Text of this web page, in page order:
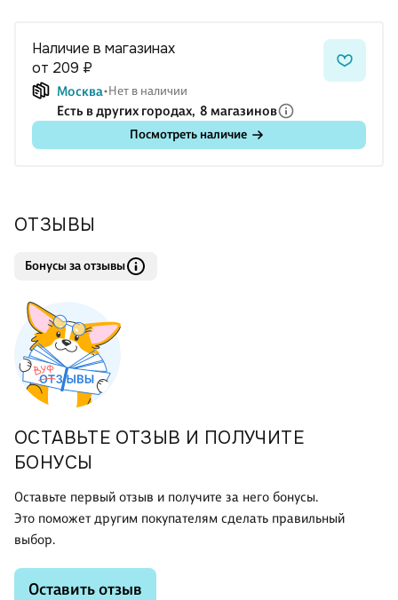
Наличие в магазинах
от 209 ₽
Москва Нет в наличии
Есть в других городах, 8 магазинов
Посмотреть наличие
ОТЗЫВЫ
Бонусы за отзывы
ОСТАВЬТЕ ОТЗЫВ И ПОЛУЧИТЕ
БОНУСЫ
Оставьте первый отзыв и получите за него бонусы.
Это поможет другим покупателям сделать правильный
выбор.
Оставить отзыв